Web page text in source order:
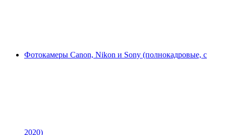
Фотокамеры Canon, Nikon и Sony (полнокадровые, с
2020)